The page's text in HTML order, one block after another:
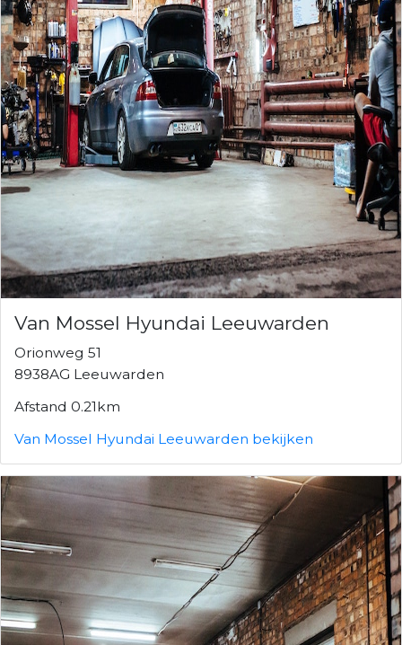
Van Mossel Hyundai Leeuwarden
Orionweg 51
8938AG Leeuwarden
Afstand 0.21km
Van Mossel Hyundai Leeuwarden bekijken